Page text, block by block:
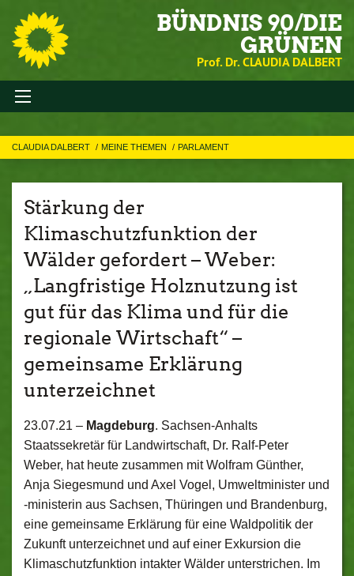
BÜNDNIS 90/DIE
GRÜNEN
Prof. Dr. CLAUDIA DALBERT
CLAUDIA DALBERT MEINE THEMEN PARLAMENT
Stärkung der
Klimaschutzfunktion der
Wälder gefordert – Weber:
„Langfristige Holznutzung ist
gut für das Klima und für die
regionale Wirtschaft“ –
gemeinsame Erklärung
unterzeichnet
23.07.21 – Magdeburg. Sachsen-Anhalts
Staatssekretär für Landwirtschaft, Dr. Ralf-Peter
Weber, hat heute zusammen mit Wolfram Günther,
Anja Siegesmund und Axel Vogel, Umweltminister und
-ministerin aus Sachsen, Thüringen und Brandenburg,
eine gemeinsame Erklärung für eine Waldpolitik der
Zukunft unterzeichnet und auf einer Exkursion die
Klimaschutzfunktion intakter Wälder unterstrichen. Im